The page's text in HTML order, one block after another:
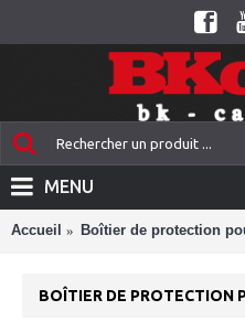
MENU
Accueil Boîtier de protection